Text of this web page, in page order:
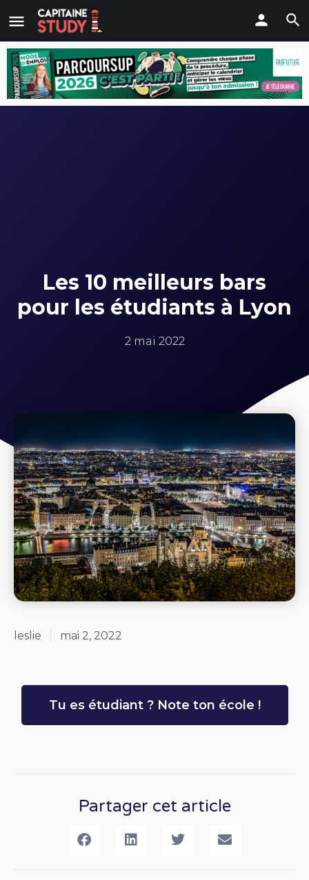
Les 10 meilleurs bars
pour les étudiants à Lyon
2 mai 2022
leslie mai 2, 2022
Tu es étudiant ? Note ton école !
Partager cet article